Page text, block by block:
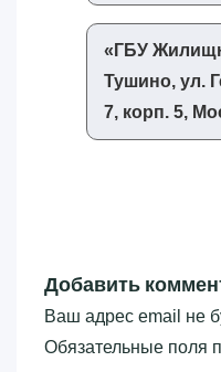
«‎ГБУ
Тушино, ул.
7, корп. 5,
Добавить
Ваш адрес email не
Обязательные поля